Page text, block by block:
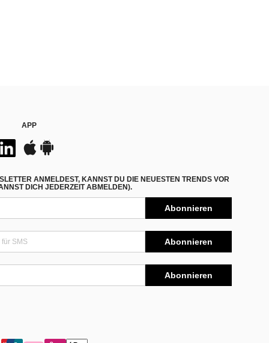
APP
ANMELDEST, KANNST DU DIE NEUESTEN TRENDS VOR
DICH JEDERZEIT ABMELDEN).
Abonnieren
Abonnieren
Abonnieren